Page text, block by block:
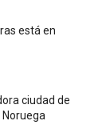
está en
ciudad de